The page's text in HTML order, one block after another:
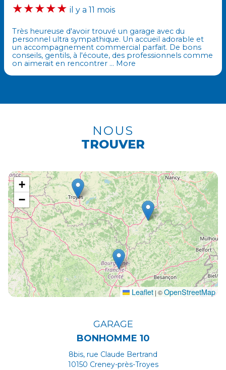
★★★★★ il y a 11 mois
Très heureuse d'avoir trouvé un garage avec du
personnel ultra sympathique. Un accueil adorable et
un accompagnement commercial parfait. De bons
conseils, gentils, à l'écoute, des professionnels comme
on aimerait en rencontrer … More
NOUS
TROUVER
+
−
Leaflet | ©OpenStreetMap
GARAGE
BONHOMME 10
8bis, rue Claude Bertrand
10150 Creney-près-Troyes